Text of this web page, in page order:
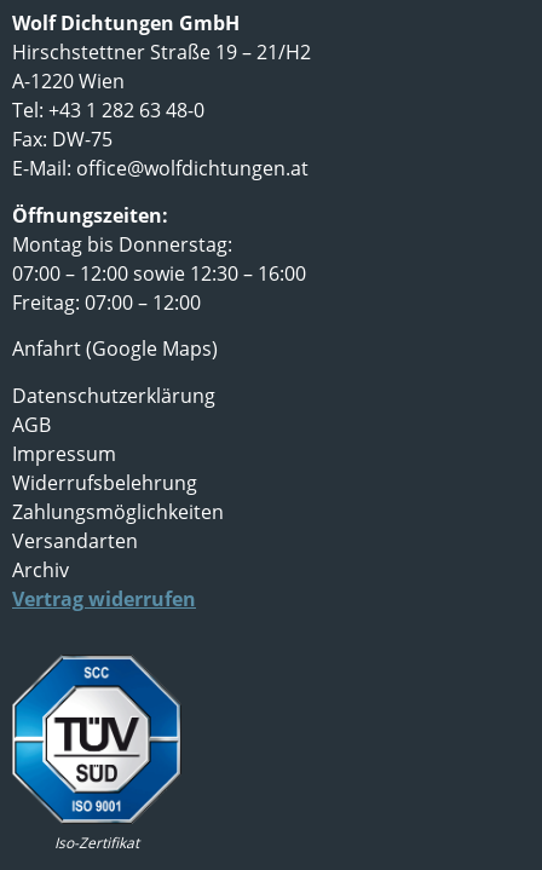
Wolf Dichtungen GmbH
Hirschstettner Straße 19 – 21/H2
A-1220 Wien
Tel: +43 1 282 63 48-0
Fax: DW-75
E-Mail: office@wolfdichtungen.at
Öffnungszeiten:
Montag bis Donnerstag:
07:00 – 12:00 sowie 12:30 – 16:00
Freitag: 07:00 – 12:00
Anfahrt (Google Maps)
Datenschutzerklärung
AGB
Impressum
Widerrufsbelehrung
Zahlungsmöglichkeiten
Versandarten
Archiv
Vertrag widerrufen
Iso-Zertifikat